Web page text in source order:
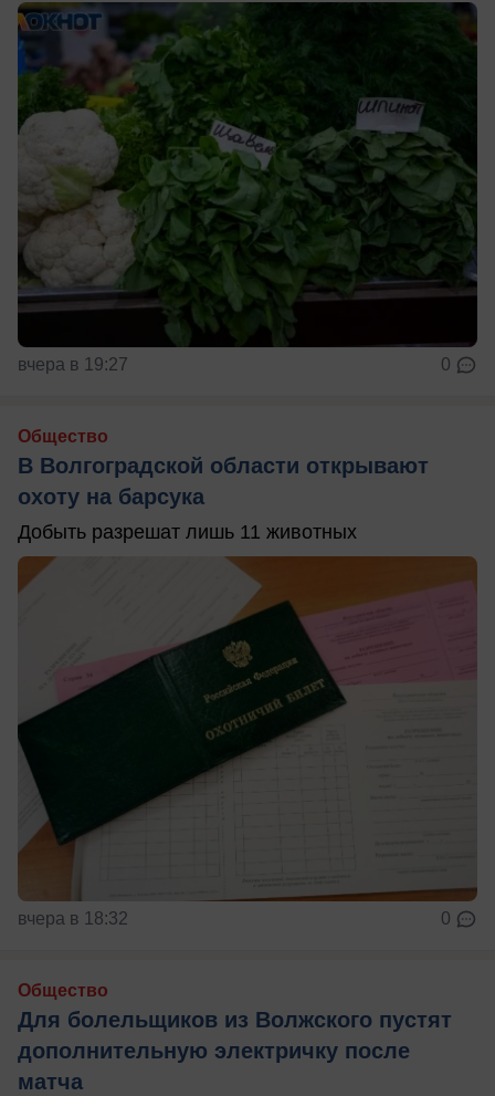
вчера в 19:27 0
Общество
В Волгоградской области открывают
охоту на барсука
Добыть разрешат лишь 11 животных
вчера в 18:32 0
Общество
Для болельщиков из Волжского пустят
дополнительную электричку после
матча